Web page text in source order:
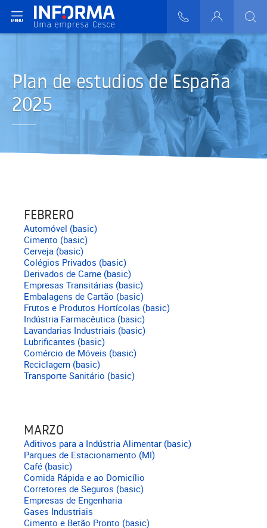
808 29 30 29
Login
Plan de estudios de España
2025
FEBRERO
Automóvel (basic)
Cimento (basic)
Cerveja (basic)
Colégios Privados (basic)
Derivados de Carne (basic)
Empresas Transitárias (basic)
Embalagens de Cartão (basic)
Frutos e Produtos Hortícolas (basic)
Indústria Farmacêutica (basic)
Lavandarias Industriais (basic)
Lubrificantes (basic)
Comércio de Móveis (basic)
Reciclagem (basic)
Transporte Sanitário (basic)
MARZO
Aditivos para a Indústria Alimentar (basic)
Parques de Estacionamento (MI)
Café (basic)
Comida Rápida e ao Domicílio
Corretores de Seguros (basic)
Empresas de Engenharia
Gases Industriais
Cimento e Betão Pronto (basic)